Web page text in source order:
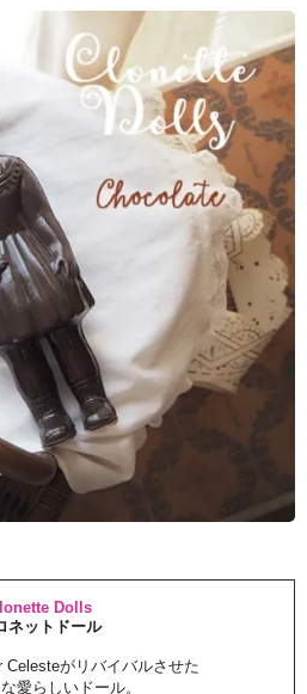
Dolls
ネットドール
Celesteがリバイバルさせた
愛らしいドール。